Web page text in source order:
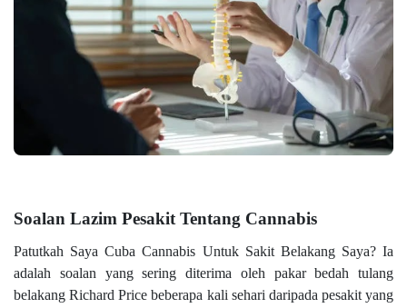
Soalan Lazim Pesakit Tentang Cannabis
Patutkah Saya Cuba Cannabis Untuk Sakit Belakang Saya? Ia
adalah soalan yang sering diterima oleh pakar bedah tulang
belakang Richard Price beberapa kali sehari daripada pesakit yang